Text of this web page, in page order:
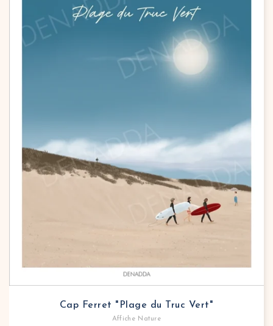
Cap Ferret "Plage du Truc Vert"
Affiche Nature